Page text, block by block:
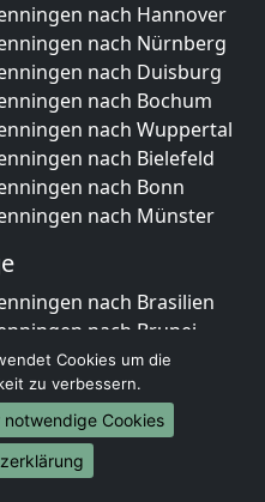
nach Hannover
nach Nürnberg
nach Duisburg
nach Bochum
nach Wuppertal
nach Bielefeld
nach Bonn
nach Münster
nach Brasilien
nach Brunei
nach Burkina
nach Burundi
nach Chile
Cookies um die
zu verbessern.
notwendige Cookies